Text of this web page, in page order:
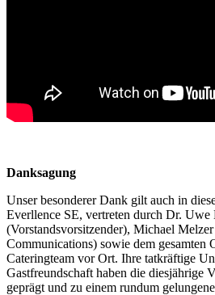
Danksagung
Unser besonderer Dank gilt auch in
Everllence SE, vertreten durch Dr. Uwe
(Vorstandsvorsitzender), Michael Melzer
Communications) sowie dem gesamten
Cateringteam vor Ort. Ihre tatkräftige
Gastfreundschaft haben die diesjährige
geprägt und zu einem rundum